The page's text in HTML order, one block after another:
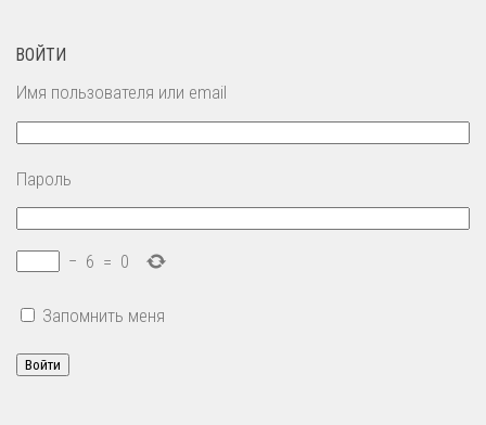
ВОЙТИ
Имя пользователя или email
Пароль
− 6 = 0
Запомнить меня
Войти